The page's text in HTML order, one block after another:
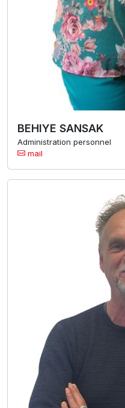
BEHIYE SANSAK
Administration personnel
mail